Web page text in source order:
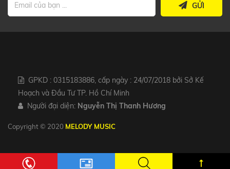
GỬI
GPKD : 0315183886, cấp ngày : 24/07/2018 bởi Sở Kế
Hoạch và Đầu Tư TP. Hồ Chí Minh
Người đại diện: Nguyễn Thị Thanh Hương
Copyright © 2020 MELODY MUSIC